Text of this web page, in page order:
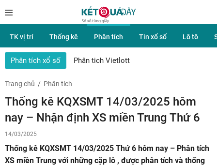
TK vị trí Thống kê Phân tích Tin xổ số Lô tô
Phân tích xổ số Phân tich Vietlott
Trang chủ Phân tích
Thống kê KQXSMT 14/03/2025 hôm
nay – Nhận định XS miền Trung Thứ 6
14/03/2025
Thống kê KQXSMT 14/03/2025 Thứ 6 hôm nay – Phân tích
XS miền Trung với những cặp lô , được phân tích và thống